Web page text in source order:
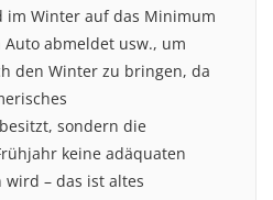
im Winter auf das Minimum
abmeldet usw., um
den Winter zu bringen, da
sondern die
keine adäquaten
– das ist altes